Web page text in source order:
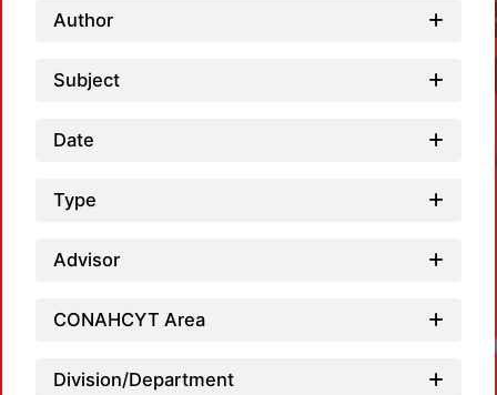
Author
Subject
Date
Type
Advisor
CONAHCYT Area
Division/Department